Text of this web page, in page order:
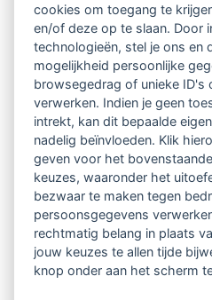
relatienieuwsbrief met
vrij toegankelijke
nieuws op het vlak
begeleiden
informatie over
Aanmelden nieuwsbrief
cookies om toegang te
en/of deze op te slaan. Door
technologieën, stel je ons en
mogelijkheid persoonlijke
browsegedrag of unieke ID's
verwerken. Indien je geen
intrekt, kan dit bepaalde
nadelig beïnvloeden. Klik
geven voor het
keuzes, waaronder het
bezwaar te maken tegen
persoonsgegevens
rechtmatig belang in plaats
jouw keuzes te allen tijde
knop onder aan het scherm